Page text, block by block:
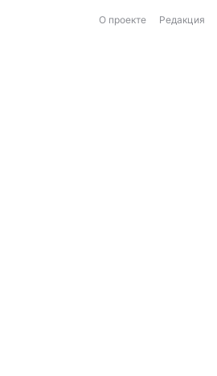
О проекте Редакция